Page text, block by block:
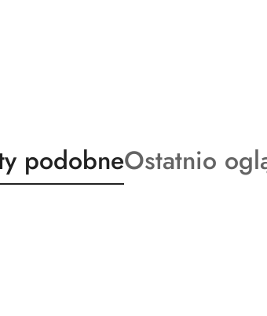
podobneProdukty
o
Ostatnio